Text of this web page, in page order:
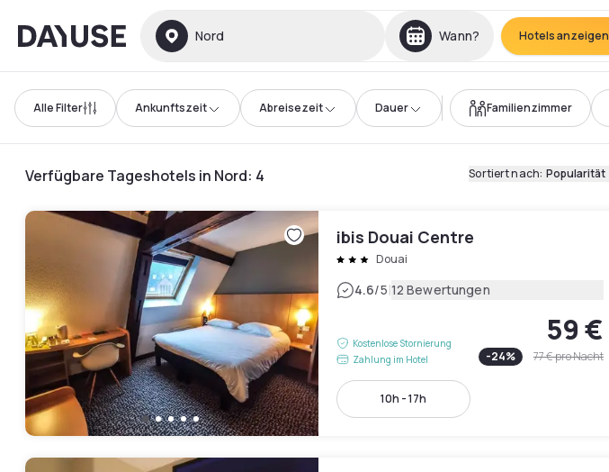
Dayuse Nord Wann? Hotels anzeigen
Alle Filter Ankunftszeit Abreisezeit Dauer Familienzimmer
Verfügbare Tageshotels in Nord: 4 Sortiert nach: Popularität
ibis Douai Centre
Douai
4.6/5|12 Bewertungen
Kostenlose Stornierung
Zahlung im Hotel
59 €
-24% 77 €pro Nacht
10h - 17h